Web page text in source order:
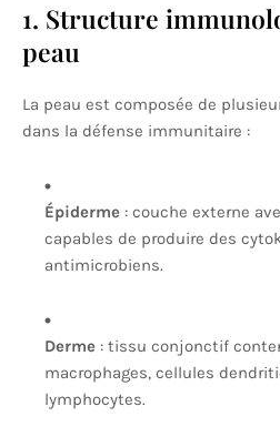
1. Structure
peau
La peau est composée de
dans la défense immunitaire :
Épiderme : couche externe
capables de produire des
antimicrobiens.
Derme : tissu conjonctif
macrophages, cellules
lymphocytes.